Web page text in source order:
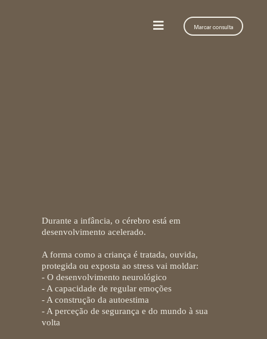
Marcar consulta
Durante a infância, o cérebro está em
desenvolvimento acelerado.
A forma como a criança é tratada, ouvida,
protegida ou exposta ao stress vai moldar:
- O desenvolvimento neurológico
- A capacidade de regular emoções
- A construção da autoestima
- A perceção de segurança e do mundo à sua
volta